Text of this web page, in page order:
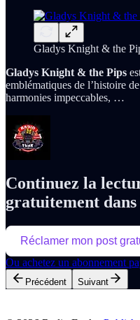
Gladys Knight & the
Gladys Knight & the Pips
emblématiques de l’histoire
harmonies impeccables, …
Continuez la
gratuitement
Réclamer mon post
Ou achetez un abonnement
Précédent Suivant